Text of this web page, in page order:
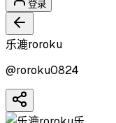
登录
乐漉roroku
@roroku0824